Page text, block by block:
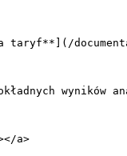
taryf**](/
wyników
a>